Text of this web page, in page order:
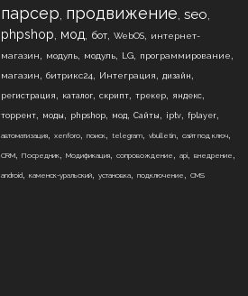
парсер, продвижение, seo,
phpshop, мод, бот, WebOS, интернет-
магазин, модуль, модуль, LG, программирование,
магазин, битрикс24, Интеграция, дизайн ,
регистрация , каталог, скрипт, трекер, яндекс,
торрент, моды , phpshop, мод, Сайты , iptv, fplayer,
автоматизация, xenforo, поиск, telegram, vbulletin, сайт под ключ,
CRM, Посредник, Модификация, сопровождение , api, внедрение ,
android, каменск-уральский, установка, подключение , CMS